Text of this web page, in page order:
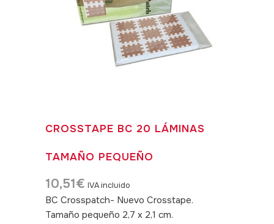
CROSSTAPE BC 20 LÁMINAS
TAMAÑO PEQUEÑO
10,51€ IVA incluido
BC Crosspatch- Nuevo Crosstape.
Tamaño pequeño 2,7 x 2,1 cm.